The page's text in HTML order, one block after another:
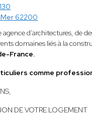
62200
agence d’architectures, de
domaines liés à la
France.
comme
DE VOTRE LOGEMENT